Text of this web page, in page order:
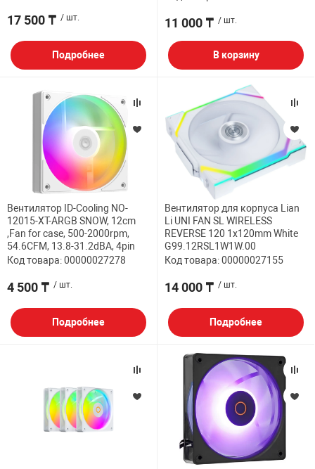
17 500 ₸ / шт.
Подробнее
11 000 ₸ / шт.
В корзину
Вентилятор ID-Cooling NO-
12015-XT-ARGB SNOW, 12cm
,Fan for case, 500-2000rpm,
54.6CFM, 13.8-31.2dBA, 4pin
Код товара: 00000027278
4 500 ₸ / шт.
Подробнее
Вентилятор для корпуса Lian
Li UNI FAN SL WIRELESS
REVERSE 120 1x120mm White
G99.12RSL1W1W.00
Код товара: 00000027155
14 000 ₸ / шт.
Подробнее